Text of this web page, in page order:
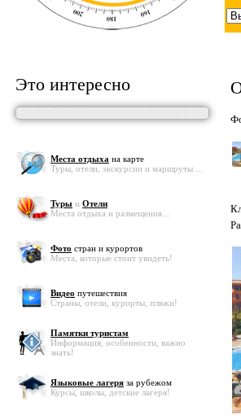
Это интересно
Места отдыха на карте
Туры, отели, экскурсии и маршруты ...
Туры и Отели
Места отдыха и размещения...
Фото стран и курортов
Места, которые стоит увидеть!
Видео путешествия
Страны, отели, курорты, пляжи!
Памятки туристам
Информация, особенности, важно
знать!
Языковые лагеря за рубежом
Курсы, школы, детские лагеря!